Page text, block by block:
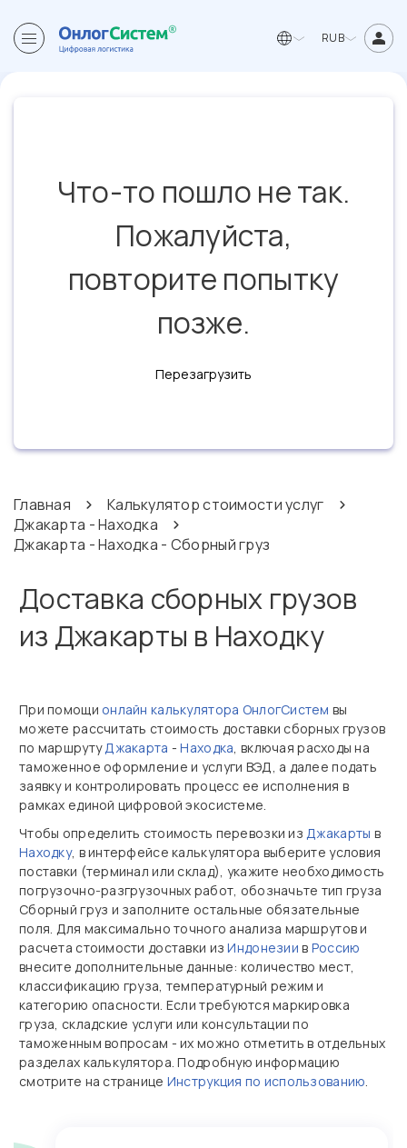
RUB
Что-то пошло не так.
Пожалуйста,
повторите попытку
позже.
Перезагрузить
Главная
Калькулятор стоимости услуг
Джакарта - Находка
Джакарта - Находка - Сборный груз
Доставка сборных грузов
из Джакарты в Находку
При помощи онлайн калькулятора ОнлогСистем вы
можете рассчитать стоимость доставки сборных грузов
по маршрутуДжакарта -Находка, включая расходы на
таможенное оформление и услуги ВЭД, а далее подать
заявку и контролировать процесс ее исполнения в
рамках единой цифровой экосистеме.
Чтобы определить стоимость перевозки изДжакарты в
Находку, в интерфейсе калькулятора выберите условия
поставки (терминал или склад), укажите необходимость
погрузочно‑разгрузочных работ, обозначьте тип груза
Сборный груз и заполните остальные обязательные
поля. Для максимально точного анализа маршрутов и
расчета стоимости доставки изИндонезии в Россию
внесите дополнительные данные: количество мест,
классификацию груза, температурный режим и
категорию опасности. Если требуются маркировка
груза, складские услуги или консультации по
таможенным вопросам - их можно отметить в отдельных
разделах калькулятора. Подробную информацию
смотрите на странице Инструкция по использованию.